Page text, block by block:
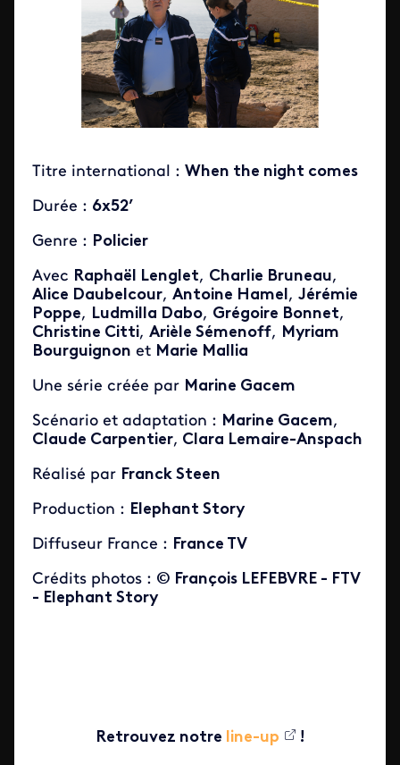
Titre international : When the night comes
Durée : 6x52’
Genre : Policier
Avec Raphaël Lenglet, Charlie Bruneau,
Alice Daubelcour, Antoine Hamel, Jérémie
Poppe, Ludmilla Dabo, Grégoire Bonnet,
Christine Citti, Arièle Sémenoff, Myriam
Bourguignon et Marie Mallia
Une série créée par Marine Gacem
Scénario et adaptation : Marine Gacem,
Claude Carpentier, Clara Lemaire-Anspach
Réalisé par Franck Steen
Production : Elephant Story
Diffuseur France : France TV
Crédits photos : © François LEFEBVRE - FTV
- Elephant Story
Retrouvez notre line-up !